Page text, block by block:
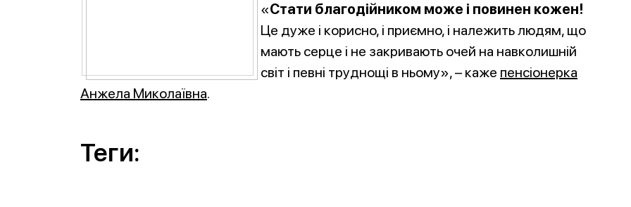
«Стати благодійником може і повинен кожен!
Це дуже і корисно, і приємно, і належить людям, що
мають серце і не закривають очей на навколишній
світ і певні труднощі в ньому», – каже пенсіонерка
Анжела Миколаївна.
Теги: